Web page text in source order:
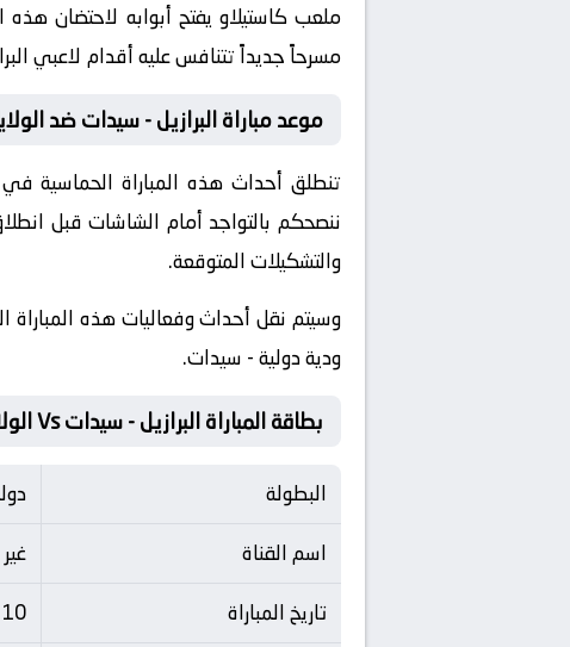
ملعب كاستيلاو يفتح أبوابه لاحتضان
مسرحاً جديداً تتنافس عليه أقدام لاعبي
موعد مباراة البرازيل - سيدات ضد
ننصحكم بالتواجد أمام الشاشات قبل
والتشكيلات المتوقعة.
​وسيتم نقل أحداث وفعاليات هذه المباراة
ودية دولية - سيدات.
بطاقة المباراة البرازيل - سيدات Vs الولايات المتحدة - سيدات
البطولة
اسم القناة
تاريخ المباراة
10 يونيو 2026